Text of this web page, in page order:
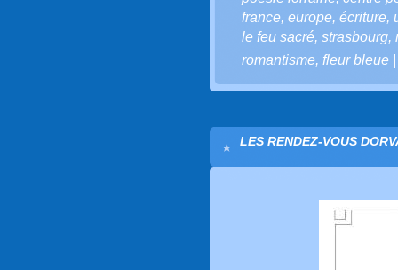
france, europe, écriture,
le feu sacré, strasbourg,
romantisme, fleur bleue
LES RENDEZ-VOUS